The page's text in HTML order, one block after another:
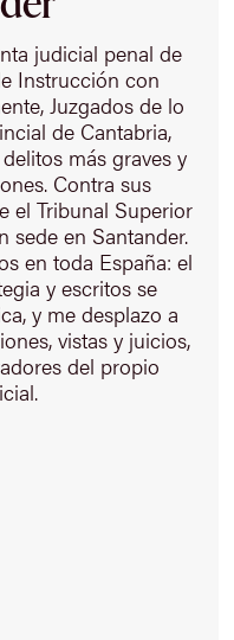
judicial penal de
Instrucción con
Juzgados de lo
de Cantabria,
más graves y
Contra sus
el Tribunal Superior
sede en Santander.
en toda España: el
y escritos se
y me desplazo a
vistas y juicios,
del propio